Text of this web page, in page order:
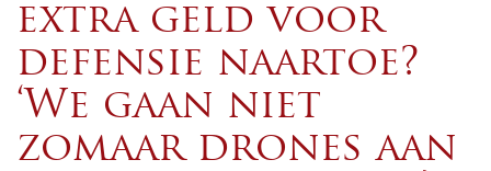
extra geld voor
defensie naartoe?
‘We gaan niet
zomaar drones aan